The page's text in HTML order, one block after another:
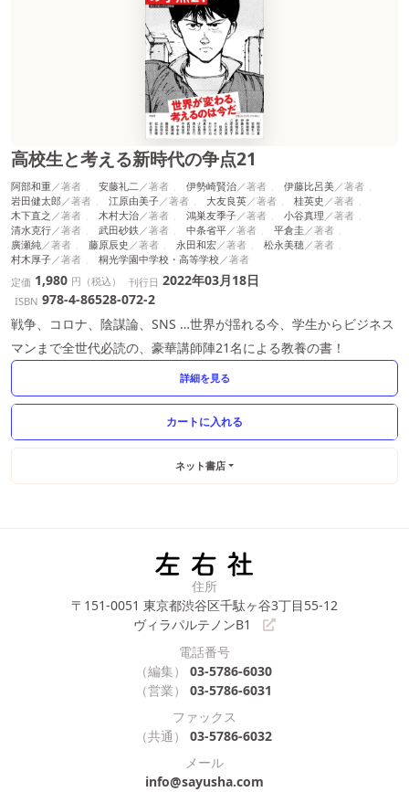
高校生と考える新時代の争点21
阿部和重 安藤礼二 伊勢崎賢治
伊藤比呂美
岩田健太郎
江原由美子 大友良英
桂英史
木下直之
木村大治 鴻巣友季子
小谷真理
清水克行
武田砂鉄 中条省平
平倉圭
廣瀬純
藤原辰史 永田和宏
松永美穂
村木厚子
桐光学園中学校・高等学校
定価 1,980 円（税込） 刊行日 2022年03月18日
ISBN 978-4-86528-072-2
戦争、コロナ、陰謀論、SNS …世界が揺れる今、学生からビジネス
マンまで全世代必読の、豪華講師陣21名による教養の書！
詳細を見る
ネット書店
住所
〒151-0051 東京都渋谷区千駄ヶ谷3丁目55-12
ヴィラパルテノンB1
電話番号
（編集）
03-5786-6030
（営業）
03-5786-6031
ファックス
（共通）
03-5786-6032
メール
info@sayusha.com